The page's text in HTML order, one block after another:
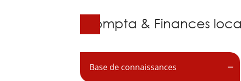
Base de connaissances
Compta & Finances
Base de connaissances